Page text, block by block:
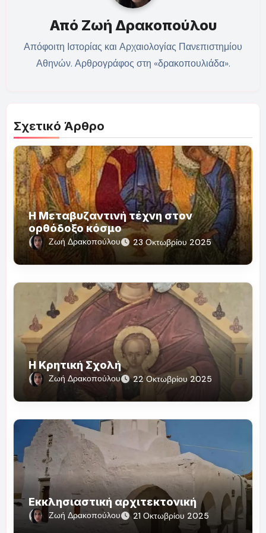
Από Ζωή Δρακοπούλου
Απόφοιτη Ιστορίας και Αρχαιολογίας Πανεπιστημίου
Αθηνών. Αρθρογράφος στη «δρακοπουλιάδα».
Σχετικό Άρθρο
Η Μεταβυζαντινή τέχνη στον
ορθόδοξο κόσμο
Ζωή Δρακοπούλου 23 Οκτωβρίου 2025
Η Κρητική Σχολή
Ζωή Δρακοπούλου 22 Οκτωβρίου 2025
Εκκλησιαστική αρχιτεκτονική
Ζωή Δρακοπούλου 21 Οκτωβρίου 2025